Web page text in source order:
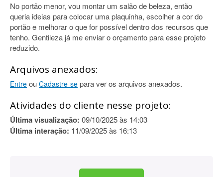
No portão menor, vou montar um salão de beleza, então
queria ideias para colocar uma plaquinha, escolher a cor do
portão e melhorar o que for possível dentro dos recursos que
tenho. Gentileza já me enviar o orçamento para esse projeto
reduzido.
Arquivos anexados:
Entre ou Cadastre-se para ver os arquivos anexados.
Atividades do cliente nesse projeto:
Última visualização: 09/10/2025 às 14:03
Última interação: 11/09/2025 às 16:13